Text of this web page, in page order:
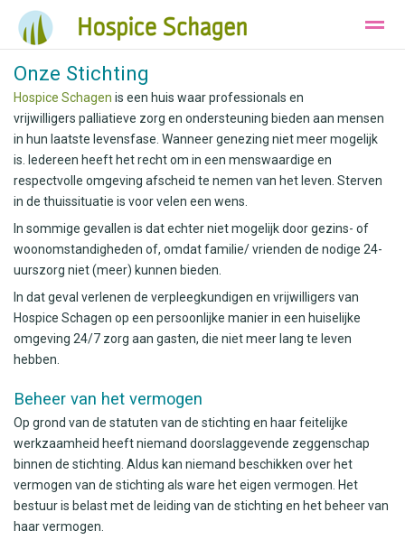
Ons Hospice Huisvesting
Bellen Instagram E-mail
Onze Stichting
Hospice Schagen is een huis waar professionals en
vrijwilligers palliatieve zorg en ondersteuning bieden aan mensen
in hun laatste levensfase. Wanneer genezing niet meer mogelijk
is. Iedereen heeft het recht om in een menswaardige en
respectvolle omgeving afscheid te nemen van het leven. Sterven
in de thuissituatie is voor velen een wens.
In sommige gevallen is dat echter niet mogelijk door gezins- of
woonomstandigheden of, omdat familie/ vrienden de nodige 24-
uurszorg niet (meer) kunnen bieden.
In dat geval verlenen de verpleegkundigen en vrijwilligers van
Hospice Schagen op een persoonlijke manier in een huiselijke
omgeving 24/7 zorg aan gasten, die niet meer lang te leven
hebben.
Beheer van het vermogen
Op grond van de statuten van de stichting en haar feitelijke
werkzaamheid heeft niemand doorslaggevende zeggenschap
binnen de stichting. Aldus kan niemand beschikken over het
vermogen van de stichting als ware het eigen vermogen. Het
bestuur is belast met de leiding van de stichting en het beheer van
haar vermogen.